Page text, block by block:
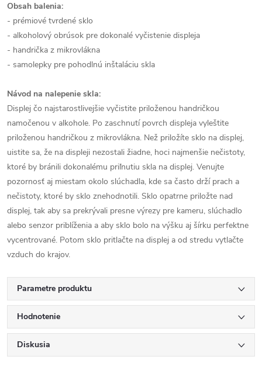
Obsah balenia:
- prémiové tvrdené sklo
- alkoholový obrúsok pre dokonalé vyčistenie displeja
- handrička z mikrovlákna
- samolepky pre pohodlnú inštaláciu skla
Návod na nalepenie skla:
Displej čo najstarostlivejšie vyčistite priloženou handričkou
namočenou v alkohole. Po zaschnutí povrch displeja vyleštite
priloženou handričkou z mikrovlákna. Než priložíte sklo na displej,
uistite sa, že na displeji nezostali žiadne, hoci najmenšie nečistoty,
ktoré by bránili dokonalému priľnutiu skla na displej. Venujte
pozornosť aj miestam okolo slúchadla, kde sa často drží prach a
nečistoty, ktoré by sklo znehodnotili. Sklo opatrne priložte nad
displej, tak aby sa prekrývali presne výrezy pre kameru, slúchadlo
alebo senzor priblíženia a aby sklo bolo na výšku aj šírku perfektne
vycentrované. Potom sklo pritlačte na displej a od stredu vytlačte
vzduch do krajov.
Parametre produktu
Hodnotenie
Diskusia